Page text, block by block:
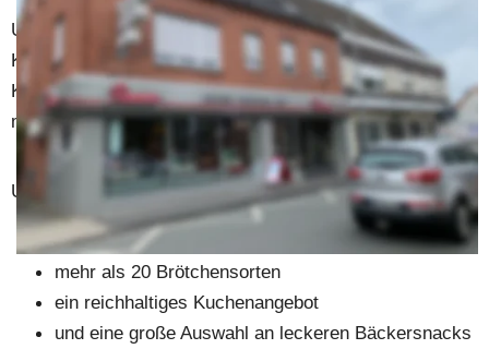
Unsere konsequente Produktqualität und individuelle
Kundenorientierung, ist das Ergebnis einer geschickten
Kombination aus traditioneller Handwerkskunst und
modernen Produktionsmethoden.
Unsere Produktvielfalt umfasst
über 30 verschiedene Brotspezialitäten
mehr als 20 Brötchensorten
ein reichhaltiges Kuchenangebot
und eine große Auswahl an leckeren Bäckersnacks